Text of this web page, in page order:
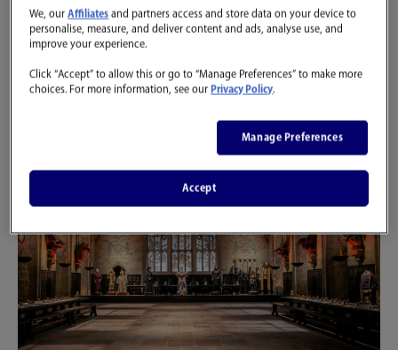
We, ourAffiliatesand partners access and store data on your device to
personalise, measure, and deliver content and ads, analyse use, and
improve your experience.
Click “Accept” to allow this or go to “Manage Preferences” to make more
choices. For more information, see ourPrivacy Policy.
Manage Preferences
Accept